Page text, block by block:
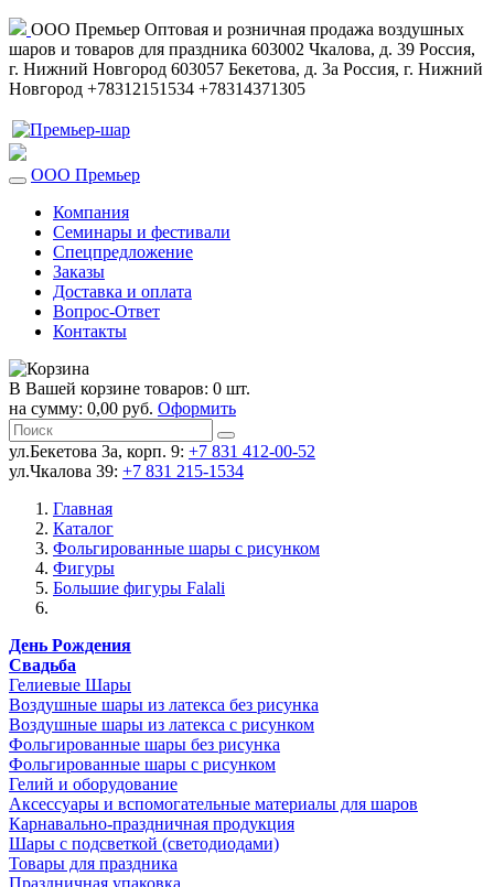
ООО Премьер Оптовая и розничная продажа воздушных
шаров и товаров для праздника 603002 Чкалова, д. 39 Россия,
г. Нижний Новгород 603057 Бекетова, д. 3а Россия, г. Нижний
Новгород +78312151534 +78314371305
ООО Премьер
Компания
Семинары и фестивали
Спецпредложение
Заказы
Доставка и оплата
Вопрос-Ответ
Контакты
В Вашей корзине товаров: 0 шт.
на сумму: 0,00 руб. Оформить
ул.Бекетова 3а, корп. 9: +7 831 412-00-52
ул.Чкалова 39: +7 831 215-1534
Главная
Каталог
Фольгированные шары с рисунком
Фигуры
Большие фигуры Falali
День Рождения
Свадьба
Гелиевые Шары
Воздушные шары из латекса без рисунка
Воздушные шары из латекса с рисунком
Фольгированные шары без рисунка
Фольгированные шары с рисунком
Гелий и оборудование
Аксессуары и вспомогательные материалы для шаров
Карнавально-праздничная продукция
Шары с подсветкой (светодиодами)
Товары для праздника
Праздничная упаковка